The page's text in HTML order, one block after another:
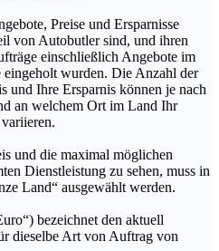
Preise und Ersparnisse
von Autobutler sind, und ihren
einschließlich Angebote im
wurden. Die Anzahl der
und Ihre Ersparnis können je nach
an welchem Ort im Land Ihr
und die maximal möglichen
Dienstleistung zu sehen, muss in
Land“ ausgewählt werden.
bezeichnet den aktuell
dieselbe Art von Auftrag von